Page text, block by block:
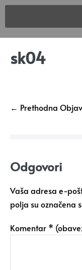
sk04
← Prethodna
Odgovori
Vaša adresa e-
polja su označena
Komentar *